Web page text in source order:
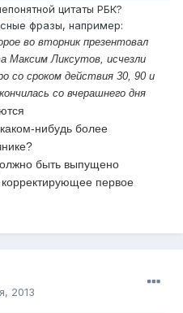
цитаты РБК?
фразы, например:
во вторник презентовал
Максим Ликсутов, исчезли
со сроком дей­ствия 30, 90 и
со вчерашнего дня
нибудь более
быть выпущено
корректирующее первое
2013